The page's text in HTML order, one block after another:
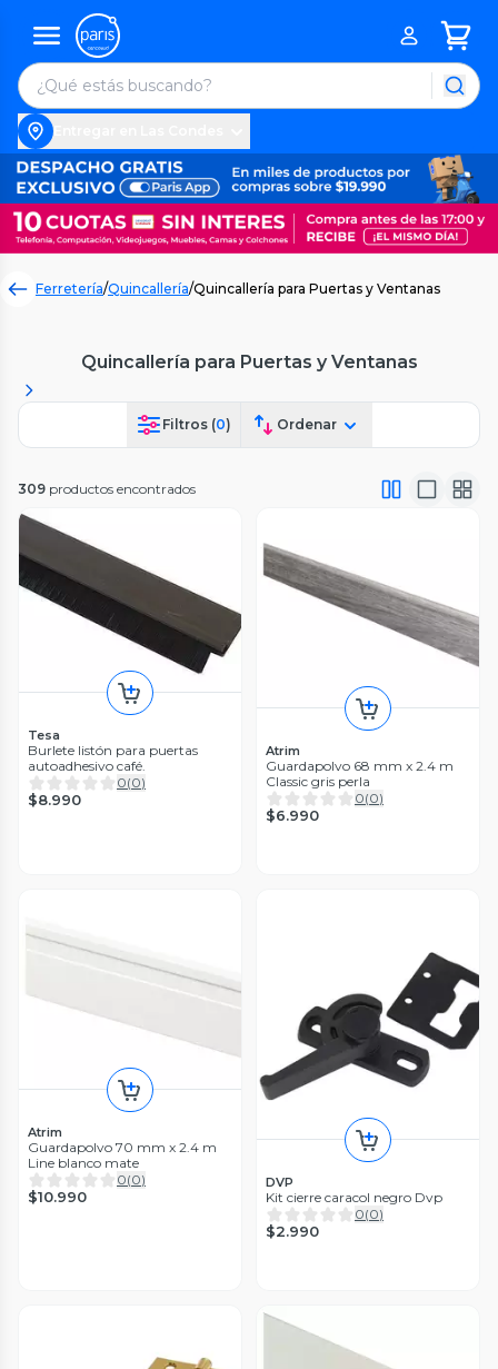
Ferretería/Quincallería/Quincallería para Puertas y Ventanas
Quincallería para Puertas y Ventanas
Filtros (0) Ordenar
309 productos encontrados
Tesa
Burlete listón para puertas
autoadhesivo café.
0(0)
$8.990
Atrim
Guardapolvo 68 mm x 2.4 m
Classic gris perla
0(0)
$6.990
Atrim
Guardapolvo 70 mm x 2.4 m
Line blanco mate
0(0)
$10.990
DVP
Kit cierre caracol negro Dvp
0(0)
$2.990